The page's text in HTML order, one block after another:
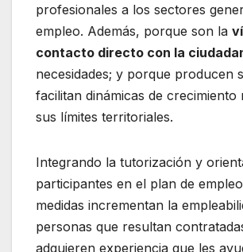
profesionales a los sectores
empleo. Además, porque son la
contacto directo con la
necesidades; y porque producen
facilitan dinámicas de crecimiento
sus límites territoriales.
Integrando la tutorización y
participantes en el plan de
medidas incrementan la
personas que resultan
adquieren experiencia que les